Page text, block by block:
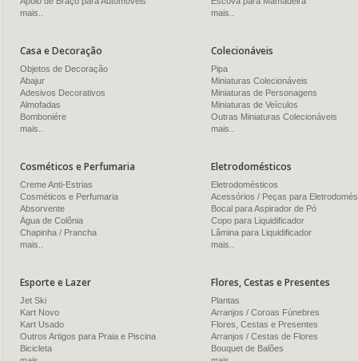
mais..
mais..
Casa e Decoração
Objetos de Decoração
Abajur
Adesivos Decorativos
Almofadas
Bomboniére
mais..
Colecionáveis
Pipa
Miniaturas Colecionáveis
Miniaturas de Personagens
Miniaturas de Veículos
Outras Miniaturas Colecionáveis
mais..
Cosméticos e Perfumaria
Creme Anti-Estrias
Cosméticos e Perfumaria
Absorvente
Água de Colônia
Chapinha / Prancha
mais..
Eletrodomésticos
Eletrodomésticos
Acessórios / Peças para
Bocal para Aspirador de Pó
Copo para Liquidificador
Lâmina para Liquidificador
mais..
Esporte e Lazer
Jet Ski
Kart Novo
Kart Usado
Outros Artigos para Praia e Piscina
Bicicleta
Flores, Cestas e Presentes
Plantas
Arranjos / Coroas Fúnebres
Flores, Cestas e Presentes
Arranjos / Cestas de Flores
Bouquet de Balões